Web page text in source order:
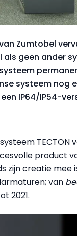
Zumtobel
geen ander
systeem nog
IP64/IP54-
TECTON
product
zijn creatie mee
van
2021.